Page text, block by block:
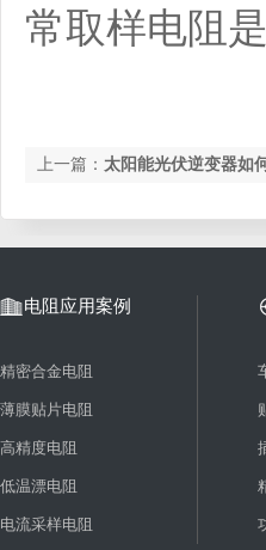
常取样电阻
上一篇： 太阳能光伏逆变器如
电阻应用案例
精密合金电阻
薄膜贴片电阻
高精度电阻
低温漂电阻
电流采样电阻